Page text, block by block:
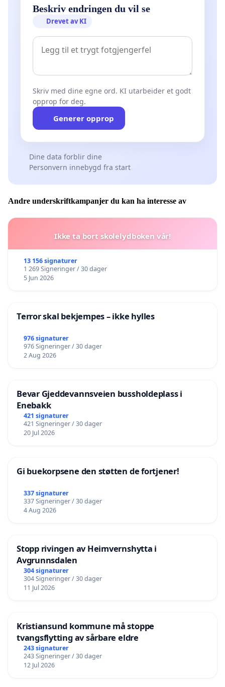
Beskriv endringen du vil se
Drevet av KI
Skriv med dine egne ord. KI utarbeider et godt
opprop for deg.
Generer opprop
Dine data forblir dine
Personvern innebygd fra start
Andre underskriftkampanjer du kan ha interesse av
Ikke ta bort skolelydboken vår!
13 156 signaturer
1 269 Signeringer / 30 dager
5 Jun 2026
Terror skal bekjempes – ikke hylles
976 signaturer
976 Signeringer / 30 dager
2 Aug 2026
Bevar Gjeddevannsveien bussholdeplass i
Enebakk
421 signaturer
421 Signeringer / 30 dager
20 Jul 2026
Gi buekorpsene den støtten de fortjener!
337 signaturer
337 Signeringer / 30 dager
4 Aug 2026
Stopp rivingen av Heimvernshytta i
Avgrunnsdalen
304 signaturer
304 Signeringer / 30 dager
11 Jul 2026
Kristiansund kommune må stoppe
tvangsflytting av sårbare eldre
243 signaturer
243 Signeringer / 30 dager
12 Jul 2026